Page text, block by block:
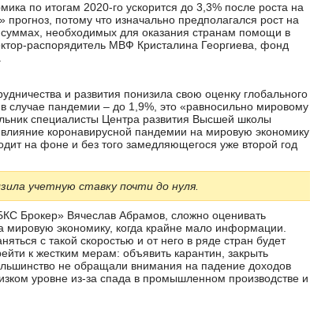
по итогам 2020-го ускорится до 3,3% после роста на
потому что изначально предполагался рост на
необходимых для оказания странам помощи в
распорядитель МВФ Кристалина Георгиева, фонд
и развития понизила свою оценку глобального
случае пандемии – до 1,9%, это «равносильно мировому
специалисты Центра развития Высшей школы
коронавирусной пандемии на мировую экономику
на фоне и без того замедляющегося уже второй год
учетную ставку почти до нуля.
Брокер» Вячеслав Абрамов, сложно оценивать
мировую экономику, когда крайне мало информации.
с такой скоростью и от него в ряде стран будет
к жестким мерам: объявить карантин, закрыть
не обращали внимания на падение доходов
уровне из-за спада в промышленном производстве и